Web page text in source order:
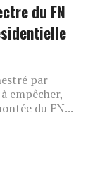
du FN
par
empêcher,
du FN...